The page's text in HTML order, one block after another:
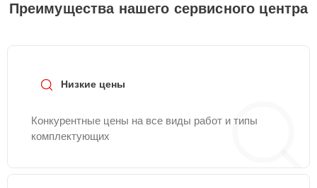
Преимущества нашего сервисного центра
Низкие цены
Конкурентные цены на все виды работ и типы
комплектующих